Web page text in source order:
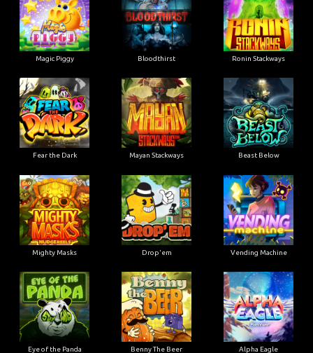
Magic Piggy Bloodthirst Ronin Stackways
Fear the Dark Mayan Stackways Beast Below
Mighty Masks Drop'em Vending Machine
Eye of the Panda Benny The Beer Alpha Eagle